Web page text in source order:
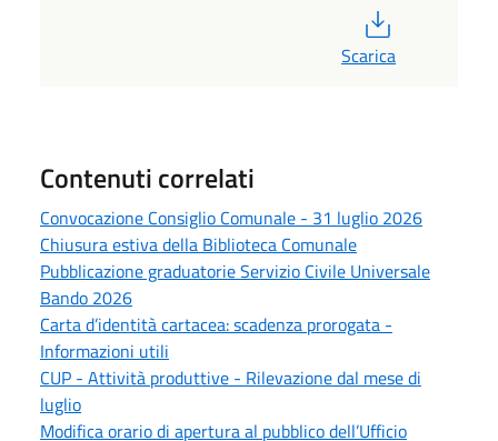
Scarica
Contenuti correlati
Convocazione Consiglio Comunale - 31 luglio 2026
Chiusura estiva della Biblioteca Comunale
Pubblicazione graduatorie Servizio Civile Universale
Bando 2026
Carta d’identità cartacea: scadenza prorogata -
Informazioni utili
CUP - Attività produttive - Rilevazione dal mese di
luglio
Modifica orario di apertura al pubblico dell’Ufficio